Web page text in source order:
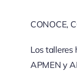
CONOCE,
Los talleres
APMEN y